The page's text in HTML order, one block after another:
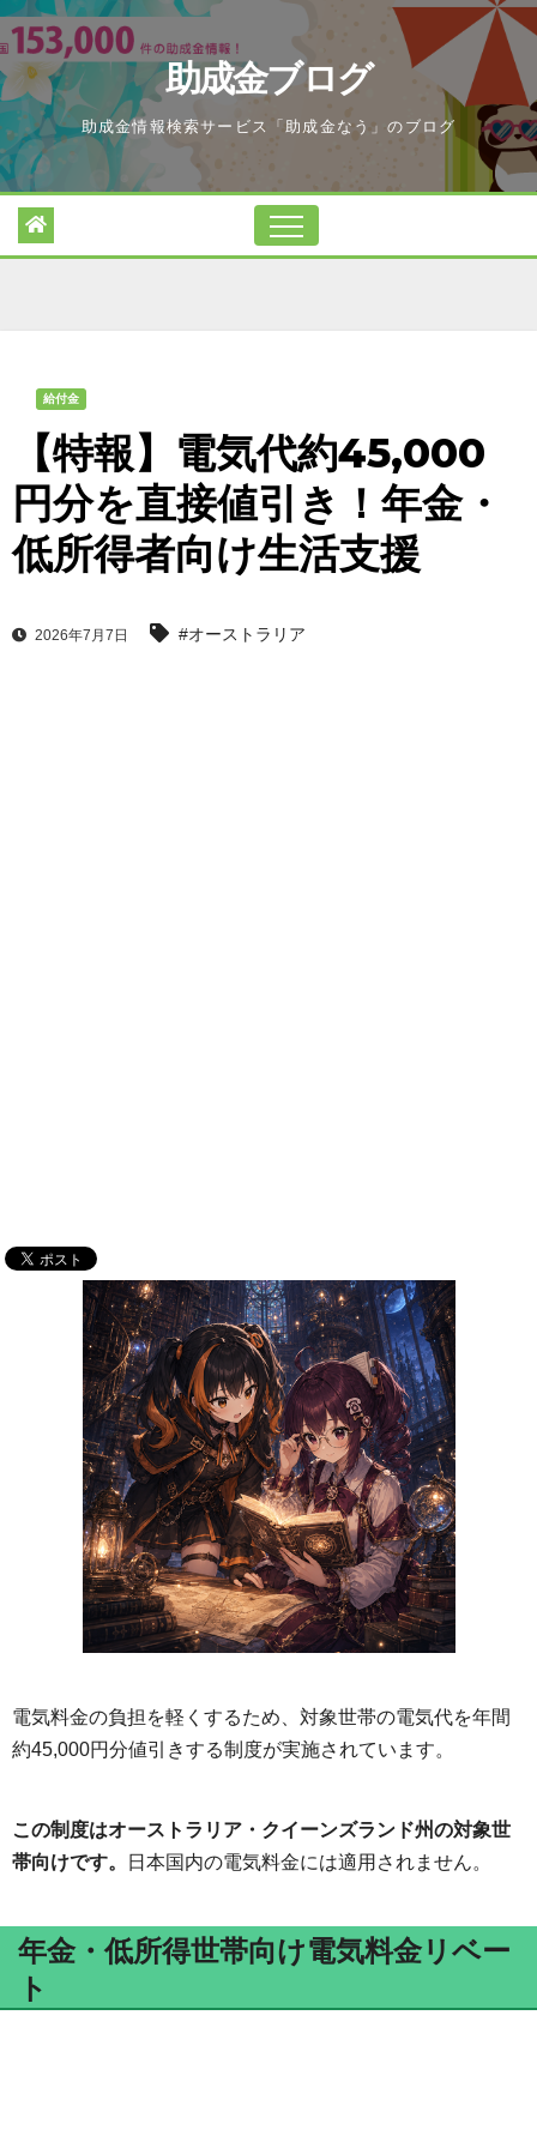
Skip
to
content
助成金ブログ
助成金情報検索サービス「助成金なう」のブログ
給付金
【特報】電気代約45,000
円分を直接値引き！年金・
低所得者向け生活支援
2026年7月7日 #オーストラリア
電気料金の負担を軽くするため、対象世帯の電気代を年間
約45,000円分値引きする制度が実施されています。
この制度はオーストラリア・クイーンズランド州の対象世
帯向けです。
日本国内の電気料金には適用されません。
年金・低所得世帯向け電気料金リベー
ト